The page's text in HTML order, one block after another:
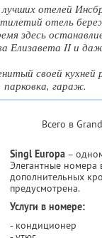
отелей
отель
здесь
Елизавета II и
своей
парковка, гараж.
Всего в
Singl Europa –
Элегантные номера
дополнительных
предусмотрена.
Услуги в номере:
- кондиционер